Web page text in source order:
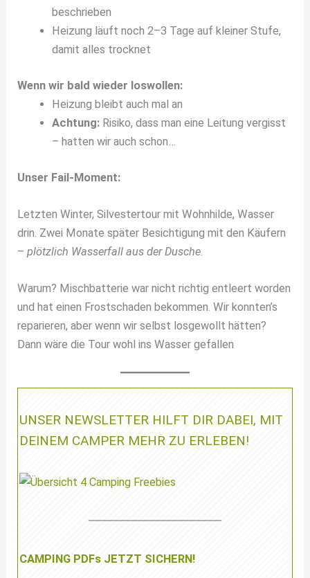
beschrieben
Heizung läuft noch 2–3 Tage auf kleiner Stufe,
damit alles trocknet
Wenn wir bald wieder loswollen:
Heizung bleibt auch mal an
Achtung:Risiko, dass man eine Leitung vergisst
– hatten wir auch schon…
Unser Fail-Moment:
Letzten Winter, Silvestertour mit Wohnhilde, Wasser
drin. Zwei Monate später Besichtigung mit den Käufern
–plötzlich Wasserfall aus der Dusche
Warum? Mischbatterie war nicht richtig entleert worden
und hat einen Frostschaden bekommen. Wir konnten’s
reparieren, aber wenn wir selbst losgewollt hätten?
Dann wäre die Tour wohl ins Wasser gefallen
UNSER NEWSLETTER HILFT DIR DABEI, MIT
DEINEM CAMPER MEHR ZU ERLEBEN!
CAMPING PDFs JETZT SICHERN!